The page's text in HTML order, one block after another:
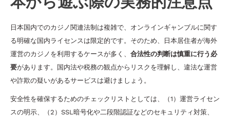
日本国内でのカジノ関連法制は複雑で、オンラインギャンブルに関す
る明確な国内ライセンスは限定的です。そのため、日本居住者が海外
運営のカジノを利用するケースが多く、 合法性の判断は慎重に行う必
要があります。国内法や税務の観点からリスクを理解し、違法な運営
や詐欺の疑いがあるサービスは避けましょう。
安全性を確保するためのチェックリストとしては、（1）運営ライセン
スの明示、（2）SSL暗号化や二段階認証などのセキュリティ対策、